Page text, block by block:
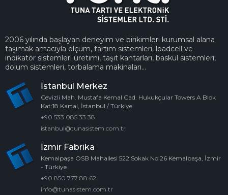
2006 yılında başlayan deneyim ve birikimleri kurumsal alana
taşımak amacıyla ölçüm, tartım sistemleri, loadcell ve
indikatör sistemleri üretimi, taşıt kantarları, baskül sistemleri,
dolum sistemleri, torbalama makinaları...
İstanbul Merkez
Cevizli Mah. Mustafa Kemal Cad. Hukukçular Towers A Blok
Kat:18 Kartal, İstanbul / Türkiye
+90 533 085 33 38
istanbul@tunasistem.com.tr
İzmir Fabrika
Kemalpaşa OSB Mahallesi 522 Sokak No:26 Kemalpaşa, İzmir
- Türkiye
+90 850 777 88 62
info@tunasistem.com.tr